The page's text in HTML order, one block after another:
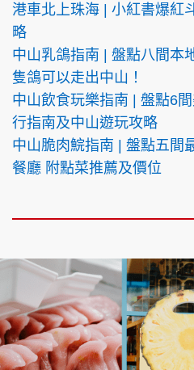
港車北上珠海 | 小紅書爆紅
略
中山乳鴿指南 | 盤點八間本
隻鴿可以走出中山！
中山飲食玩樂指南 | 盤點6
行指南及中山遊玩攻略
中山脆肉鯇指南 | 盤點五間
餐廳 附點菜推薦及價位